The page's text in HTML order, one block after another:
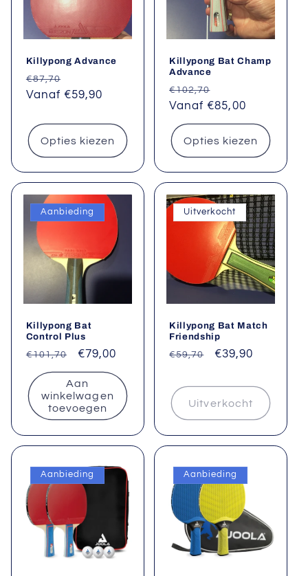
Killypong Advance
Normale
prijs
€87,70
Vanaf €59,90
Opties kiezen
Killypong Bat Champ
Advance
Normale
prijs
€102,70
Vanaf €85,00
Opties kiezen
Aanbieding
Killypong Bat
Control Plus
Normale
prijs
€101,70 Aanbiedingsprijs
€79,00
Aan
winkelwagen
toevoegen
Uitverkocht
Killypong Bat Match
Friendship
Normale
€59,70 €39,90
Uitverkocht
Aanbieding Aanbieding